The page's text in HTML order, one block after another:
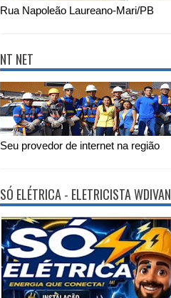
Rua Napoleão Laureano-Mari/PB
NT NET
Seu provedor de internet na região
SÓ ELÉTRICA - ELETRICISTA WDIVAN